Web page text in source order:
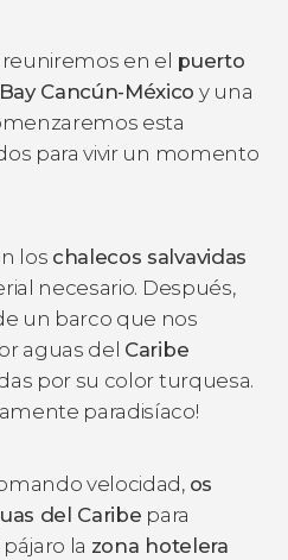
en el puerto
Cancún-México y una
esta
para vivir un momento
los chalecos salvavidas
necesario. Después,
un barco que nos
aguas del Caribe
por su color turquesa.
paradisíaco!
velocidad, os
del Caribe para
la zona hotelera